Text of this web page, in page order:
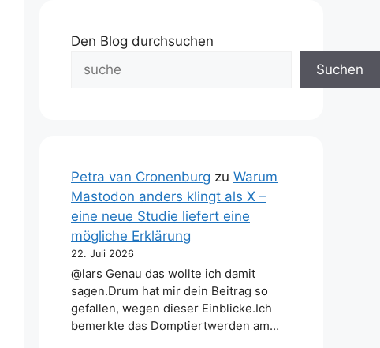
Den Blog durchsuchen
Suchen
Petra van Cronenburg zu Warum
Mastodon anders klingt als X –
eine neue Studie liefert eine
mögliche Erklärung
22. Juli 2026
@lars Genau das wollte ich damit
sagen.Drum hat mir dein Beitrag so
gefallen, wegen dieser Einblicke.Ich
bemerkte das Domptiertwerden am…